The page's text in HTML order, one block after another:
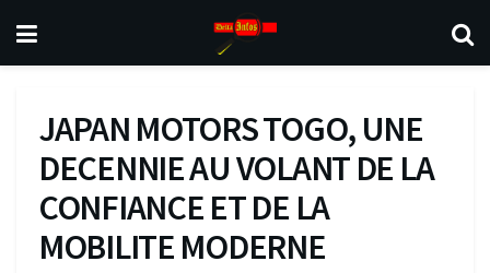
JAPAN MOTORS TOGO, UNE
DECENNIE AU VOLANT DE LA
CONFIANCE ET DE LA
MOBILITE MODERNE